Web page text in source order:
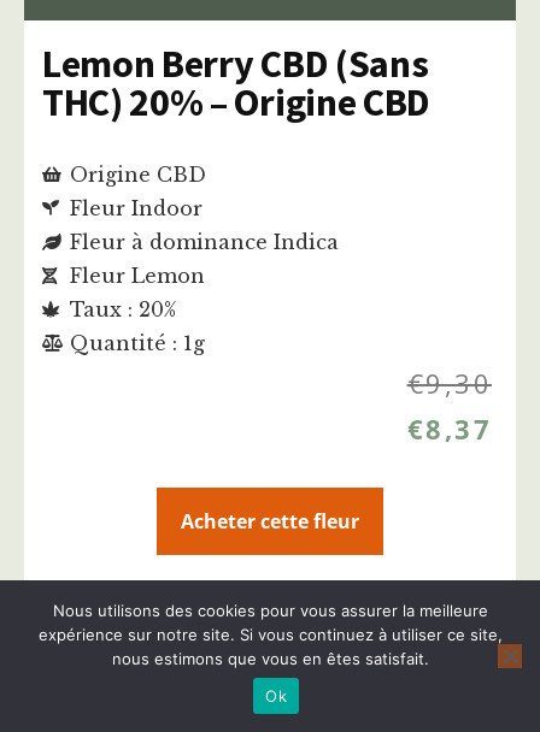
Lemon Berry CBD (Sans
THC) 20% – Origine CBD
Origine CBD
Fleur Indoor
Fleur à dominance Indica
Fleur Lemon
Taux : 20%
Quantité : 1g
€9,30
€8,37
Acheter cette fleur
Nous utilisons des cookies pour vous assurer la meilleure
expérience sur notre site. Si vous continuez à utiliser ce site,
nous estimons que vous en êtes satisfait.
Ok